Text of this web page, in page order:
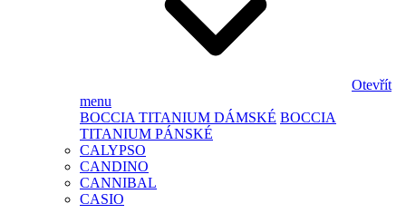
Otevřít
menu
BOCCIA TITANIUM DÁMSKÉ BOCCIA
TITANIUM PÁNSKÉ
CALYPSO
CANDINO
CANNIBAL
CASIO